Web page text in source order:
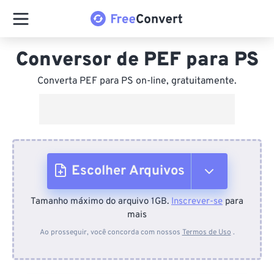
Conversor de PEF para PS
Converta PEF para PS on-line, gratuitamente.
Escolher Arquivos
Do dispositivo
Tamanho máximo do arquivo 1GB. Inscrever-se para
mais
Ao prosseguir, você concorda com nossos Termos de Uso .